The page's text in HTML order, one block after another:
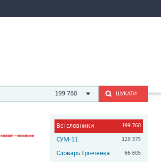
199 760 ШУКАТИ
Всі словники 199 760
СУМ-11 129 375
Словарь Грінченка 66 605